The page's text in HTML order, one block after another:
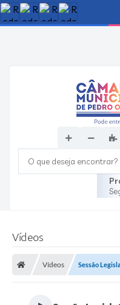
O que deseja encontrar?
Vídeos
Vídeos Sessão